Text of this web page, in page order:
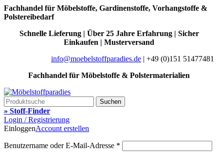
Fachhandel für Möbelstoffe, Gardinenstoffe, Vorhangstoffe &
Polstereibedarf
Schnelle Lieferung | Über 25 Jahre Erfahrung | Sicher
Einkaufen | Musterversand
info@moebelstoffparadies.de | +49 (0)151 51477481
Fachhandel für Möbelstoffe & Polstermaterialien
Suchen
» Stoff-Finder
Login / Registrierung
EinloggenAccount erstellen
Benutzername oder E-Mail-Adresse *